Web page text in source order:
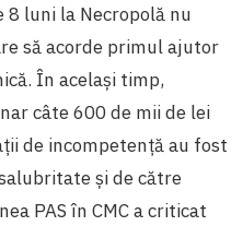
luni la Necropolă nu
să acorde primul ajutor
În același timp,
câte 600 de mii de lei
de incompetență au fost
și de către
PAS în CMC a criticat